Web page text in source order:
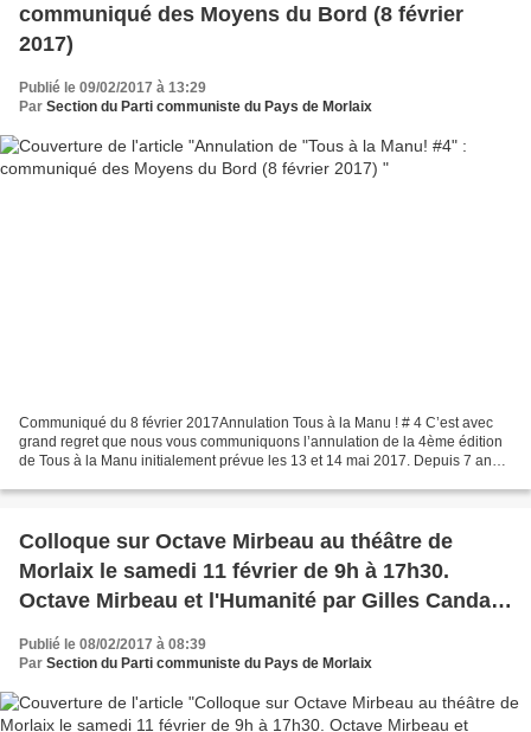
communiqué des Moyens du Bord (8 février
2017)
Publié le 09/02/2017 à 13:29
Par Section du Parti communiste du Pays de Morlaix
Communiqué du 8 février 2017Annulation Tous à la Manu ! # 4 C’est avec
grand regret que nous vous communiquons l’annulation de la 4ème édition
de Tous à la Manu initialement prévue les 13 et 14 mai 2017. Depuis 7 ans,
Colloque sur Octave Mirbeau au théâtre de
Morlaix le samedi 11 février de 9h à 17h30.
Octave Mirbeau et l'Humanité par Gilles Candar
(27 janvier 2017)
Publié le 08/02/2017 à 08:39
Par Section du Parti communiste du Pays de Morlaix